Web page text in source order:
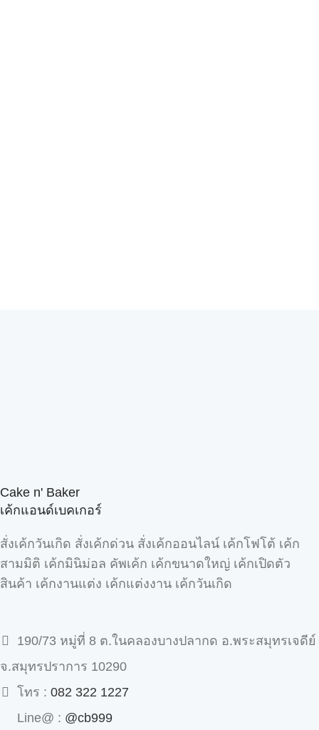
Cake n' Baker
เค้กแอนด์เบคเกอร์
สั่งเค้กวันเกิด สั่งเค้กด่วน สั่งเค้กออนไลน์ เค้กโฟโต้ เค้ก
สามมิติ เค้กมินิม่อล คัพเค้ก เค้กขนาดใหญ่ เค้กเปิดตัว
สินค้า เค้กงานแต่ง เค้กแต่งงาน เค้กวันเกิด
190/73 หมู่ที่ 8 ต.ในคลองบางปลากด อ.พระสมุทรเจดีย์
จ.สมุทรปราการ 10290
โทร : 082 322 1227
Line@ : @cb999